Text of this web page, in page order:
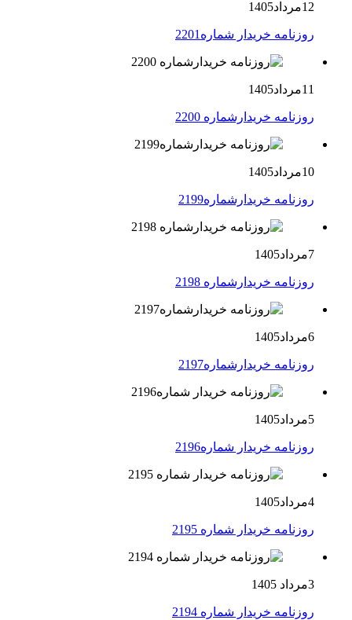
12مرداد1405
روزنامه خریدار شماره2201
11مرداد1405
روزنامه خریدارشماره 2200
10مرداد1405
روزنامه خریدارشماره2199
7مرداد1405
روزنامه خریدارشماره 2198
6مرداد1405
روزنامه خریدارشماره2197
5مرداد1405
روزنامه خریدار شماره2196
4مرداد1405
روزنامه خریدار شماره 2195
3مرداد 1405
روزنامه خریدار شماره 2194